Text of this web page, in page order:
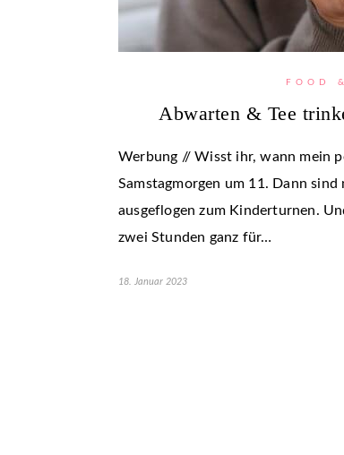
FOOD
Abwarten & Tee
Werbung // Wisst ihr, wann mein
Samstagmorgen um 11. Dann
ausgeflogen zum Kinderturnen.
zwei Stunden ganz für…
18. Januar 2023